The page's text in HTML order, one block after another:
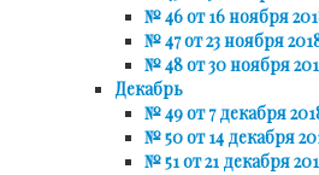
№ 46 от 16 ноября
№ 47 от 23 ноября
№ 48 от 30 ноября
Декабрь
№ 49 от 7 декабря
№ 50 от 14 декабря
№ 51 от 21 декабря